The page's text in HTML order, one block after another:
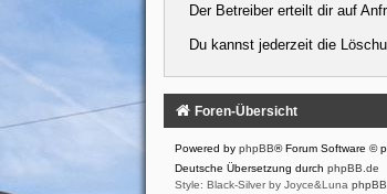
Der Betreiber erteilt dir auf
Du kannst jederzeit die
Foren-Übersicht
Powered by phpBB® Forum Software ©
Deutsche Übersetzung durch phpBB.de
Style: Black-Silver by Joyce&Luna